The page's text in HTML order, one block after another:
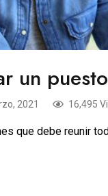
un
2021 16,495
que debe reunir